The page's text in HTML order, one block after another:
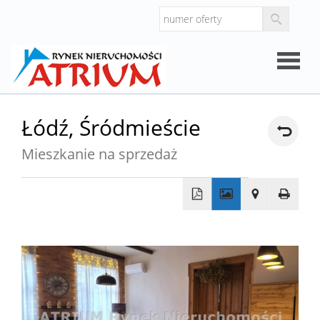
firmie
Domy
Łódź, Śródmieście
Mieszkanie na sprzedaż
−